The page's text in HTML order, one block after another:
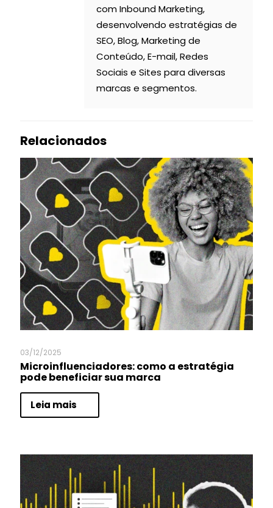
com Inbound Marketing,
desenvolvendo estratégias de
SEO, Blog, Marketing de
Conteúdo, E-mail, Redes
Sociais e Sites para diversas
marcas e segmentos.
Relacionados
03/12/2025
Microinfluenciadores: como a estratégia
pode beneficiar sua marca
Leia mais